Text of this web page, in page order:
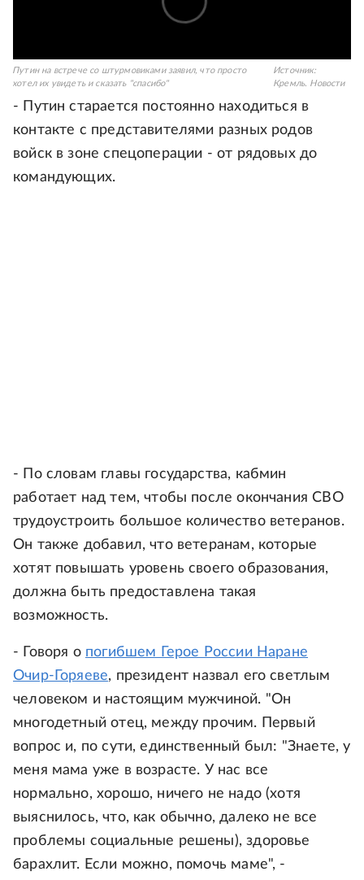
Путин на встрече со штурмовиками заявил, что просто
хотел их увидеть и сказать "спасибо"
Источник:
Кремль. Новости
- Путин старается постоянно находиться в
контакте с представителями разных родов
войск в зоне спецоперации - от рядовых до
командующих.
- По словам главы государства, кабмин
работает над тем, чтобы после окончания СВО
трудоустроить большое количество ветеранов.
Он также добавил, что ветеранам, которые
хотят повышать уровень своего образования,
должна быть предоставлена такая
возможность.
- Говоря о погибшем Герое России Наране
Очир-Горяеве, президент назвал его светлым
человеком и настоящим мужчиной. "Он
многодетный отец, между прочим. Первый
вопрос и, по сути, единственный был: "Знаете, у
меня мама уже в возрасте. У нас все
нормально, хорошо, ничего не надо (хотя
выяснилось, что, как обычно, далеко не все
проблемы социальные решены), здоровье
барахлит. Если можно, помочь маме", -